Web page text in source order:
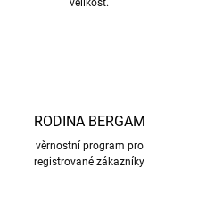
velikost.
RODINA BERGAM
věrnostní program pro
registrované zákazníky